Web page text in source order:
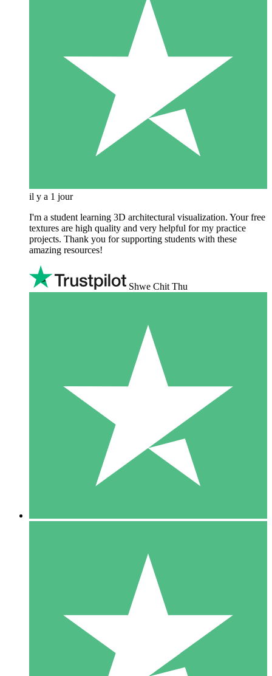
il y a 1 jour
I'm a student learning 3D architectural visualization. Your free
textures are high quality and very helpful for my practice
projects. Thank you for supporting students with these
amazing resources!
Shwe Chit Thu